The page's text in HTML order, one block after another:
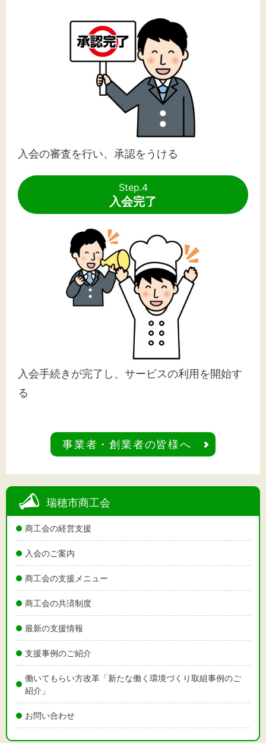
瑞穂市商工会
商工会の経営支援
入会のご案内
商工会の支援メニュー
商工会の共済制度
最新の支援情報
支援事例のご紹介
働いてもらい方改革「新たな働く環境づくり取組事例のご
紹介」
お問い合わせ
入会の審査を行い、承認をうける
Step.4
入会完了
入会手続きが完了し、サービスの利用を開始す
る
事業者・創業者の皆様へ